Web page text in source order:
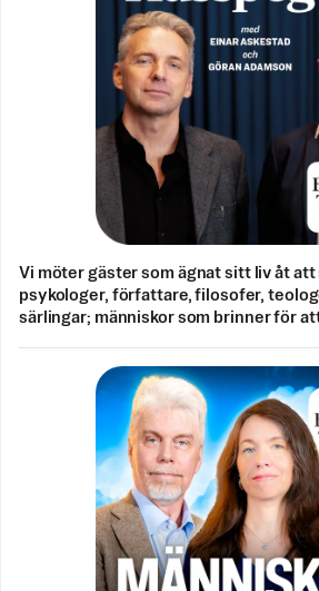
Vi möter gäster som ägnat sitt liv åt att
psykologer, författare, filosofer,
särlingar; människor som brinner för